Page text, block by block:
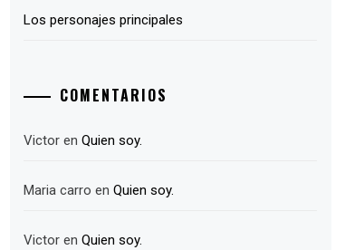
Los personajes principales
COMENTARIOS
Victor enQuien soy.
Maria carro enQuien soy.
Victor enQuien soy.